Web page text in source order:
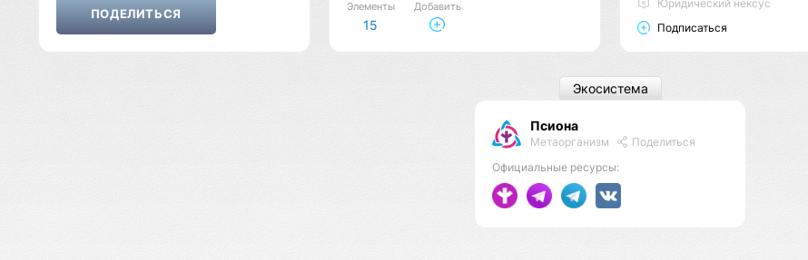
Элементы
15
Добавить
Юридический нексус
Подписаться
Псиона
Метаорганизм
Поделиться
Официальные ресурсы:
Экосистема